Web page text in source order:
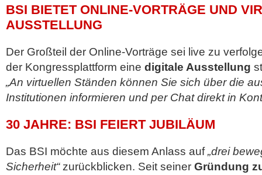
BSI BIETET ONLINE-VORTRÄGE UND
AUSSTELLUNG
Der Großteil der Online-Vorträge sei live zu
der Kongressplattform eine digitale Ausstellung
„An virtuellen Ständen können Sie sich über die
Institutionen informieren und per Chat direkt in
30 JAHRE: BSI FEIERT JUBILÄUM
Das BSI möchte aus diesem Anlass auf„drei
Sicherheit“zurückblicken. Seit seiner Gründung